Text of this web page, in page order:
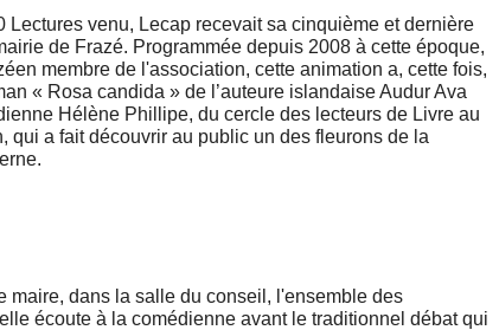
Lectures venu, Lecap recevait sa cinquième et dernière
de Frazé. Programmée depuis 2008 à cette époque,
membre de l'association, cette animation a, cette fois,
« Rosa candida » de l’auteure islandaise Audur Ava
Hélène Phillipe, du cercle des lecteurs de Livre au
qui a fait découvrir au public un des fleurons de la
maire, dans la salle du conseil, l'ensemble des
écoute à la comédienne avant le traditionnel débat qui